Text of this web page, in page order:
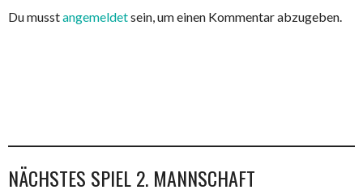
Du musstangemeldetsein, um einen Kommentar abzugeben.
NÄCHSTES SPIEL 2. MANNSCHAFT